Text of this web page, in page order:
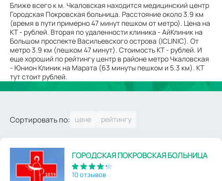
Ближе всего к м. Чкаловская находится медицинский центр
Городская Покровская больница. Расстояние около 3.9 км
(время в пути примерно 47 минут пешком от метро). Цена на
КТ - рублей. Вторая по удаленности клиника - АйКлиник на
Большом проспекте Васильевского острова (ICLINIC). От
метро 3.9 км (пешком 47 минут). Стоимость КТ - рублей. И
еще хороший по рейтингу центр в районе метро Чкаловская
- Юнион Клиник на Марата (63 минуты пешком и 5.3 км). КТ
тут стоит рублей.
Сортировать по:
ГОРОДСКАЯ ПОКРОВСКАЯ БОЛЬНИЦА
10 отзывов